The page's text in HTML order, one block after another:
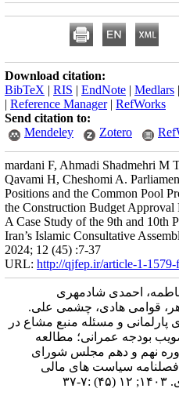
Download citation:
BibTeX | RIS | EndNote | Medlars |
| Reference Manager| RefWorks
Send citation to:
Mendeley
Zotero
mardani F, Ahmadi Shadmehri M
Qavami H, Cheshomi A.
Positions and the Common Pool
the Construction Budget Approval
A Case Study of the 9th and 10th
Iran’s Islamic Consultative
2024; 12 (45) :7-37
URL: http://qjfep.ir/article-1-1579-
احمدی شادمهری
قوامی هادی، چشمی علی.
پارلمانی و مسئله منبع مشاع در
بودجه عمرانی؛ مطالعه
نهم و دهم مجلس شورای
فصلنامه سیاست های مالی
۳۷